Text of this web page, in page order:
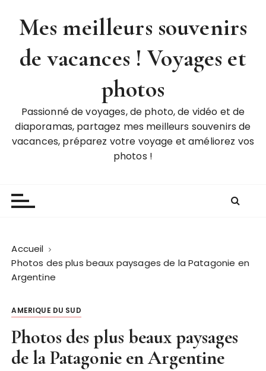
Mes meilleurs souvenirs
de vacances ! Voyages et
photos
Passionné de voyages, de photo, de vidéo et de
diaporamas, partagez mes meilleurs souvenirs de
vacances, préparez votre voyage et améliorez vos
photos !
Accueil
Photos des plus beaux paysages de la Patagonie en
Argentine
AMERIQUE DU SUD
Photos des plus beaux paysages
de la Patagonie en Argentine